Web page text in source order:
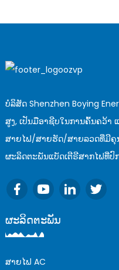
ບໍລິສັດ Shenzhen Boying
ສູງ, ເປັນມືອາຊີບໃນການຄົ້ນຄວ້າ
ສາຍໄຟ/ສາຍຮັດ/ສາຍລວດທີ່ມີ
ຜະລິດຕະພັນແບັດເຕີຣີສາກໄຟທີ່ປົ
ຜະລິດຕະພັນ
ສາຍໄຟ AC